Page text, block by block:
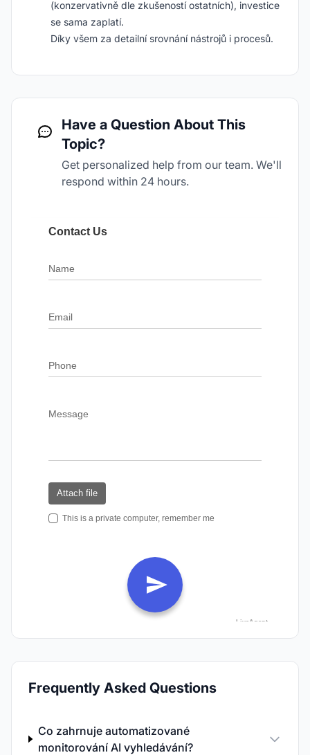
(konzervativně dle zkušeností ostatních), investice
se sama zaplatí.
Díky všem za detailní srovnání nástrojů i procesů.
Have a Question About This
Topic?
Get personalized help from our team. We'll
respond within 24 hours.
Frequently Asked Questions
Co zahrnuje automatizované
monitorování AI vyhledávání?